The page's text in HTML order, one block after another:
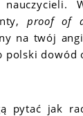
nauczycieli.
proof of
na twój
polski dowód
pytać jak